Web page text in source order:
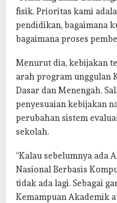
fisik. Prioritas kami
pendidikan, bagaimana
bagaimana proses
Menurut dia, kebijakan
arah program unggulan
Dasar dan Menengah.
penyesuaian kebijakan
perubahan sistem
sekolah.
“Kalau sebelumnya ada
Nasional Berbasis
tidak ada lagi. Sebagai
Kemampuan Akademik